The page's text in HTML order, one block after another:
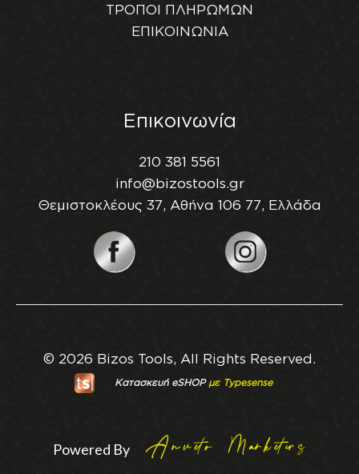
ΤΡΟΠΟΙ ΠΛΗΡΩΜΩΝ
ΕΠΙΚΟΙΝΩΝΙΑ
Επικοινωνία
210 381 5561
info@bizostools.gr
Θεμιστοκλέους 37, Αθήνα 106 77, Ελλάδα
© 2026 Bizos Tools, All Rights Reserved.
Κατασκευή eSHOPμε Typesense
Powered By